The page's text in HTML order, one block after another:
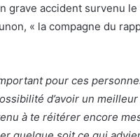
grave accident survenu
« la compagne du
pour ces
d’avoir un
à te réitérer encore